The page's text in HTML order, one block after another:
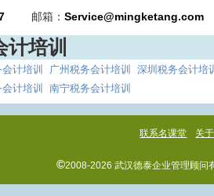
邮箱： Service@mingketang.com
培训
计培训 广州税务会计培训
深圳税务会计培
计培训 南宁税务会计培训
联系名课堂 关
©2008-2026 武汉德泰企业管理顾问